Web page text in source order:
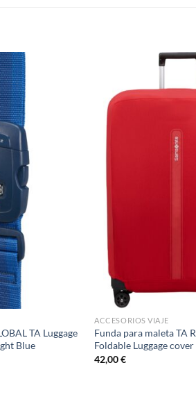
TA Luggage
Blue
ACCESORIOS VIAJE
Funda para maleta TA
Foldable Luggage cover
42,00€